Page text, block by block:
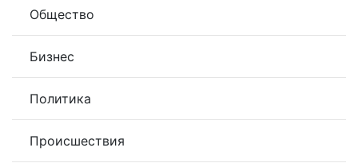
Общество
Бизнес
Политика
Происшествия